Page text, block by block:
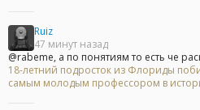
Ruiz
47 минут назад
@rabeme, а по понятиям то есть че
18-летний подросток из Флориды
самым молодым профессором в